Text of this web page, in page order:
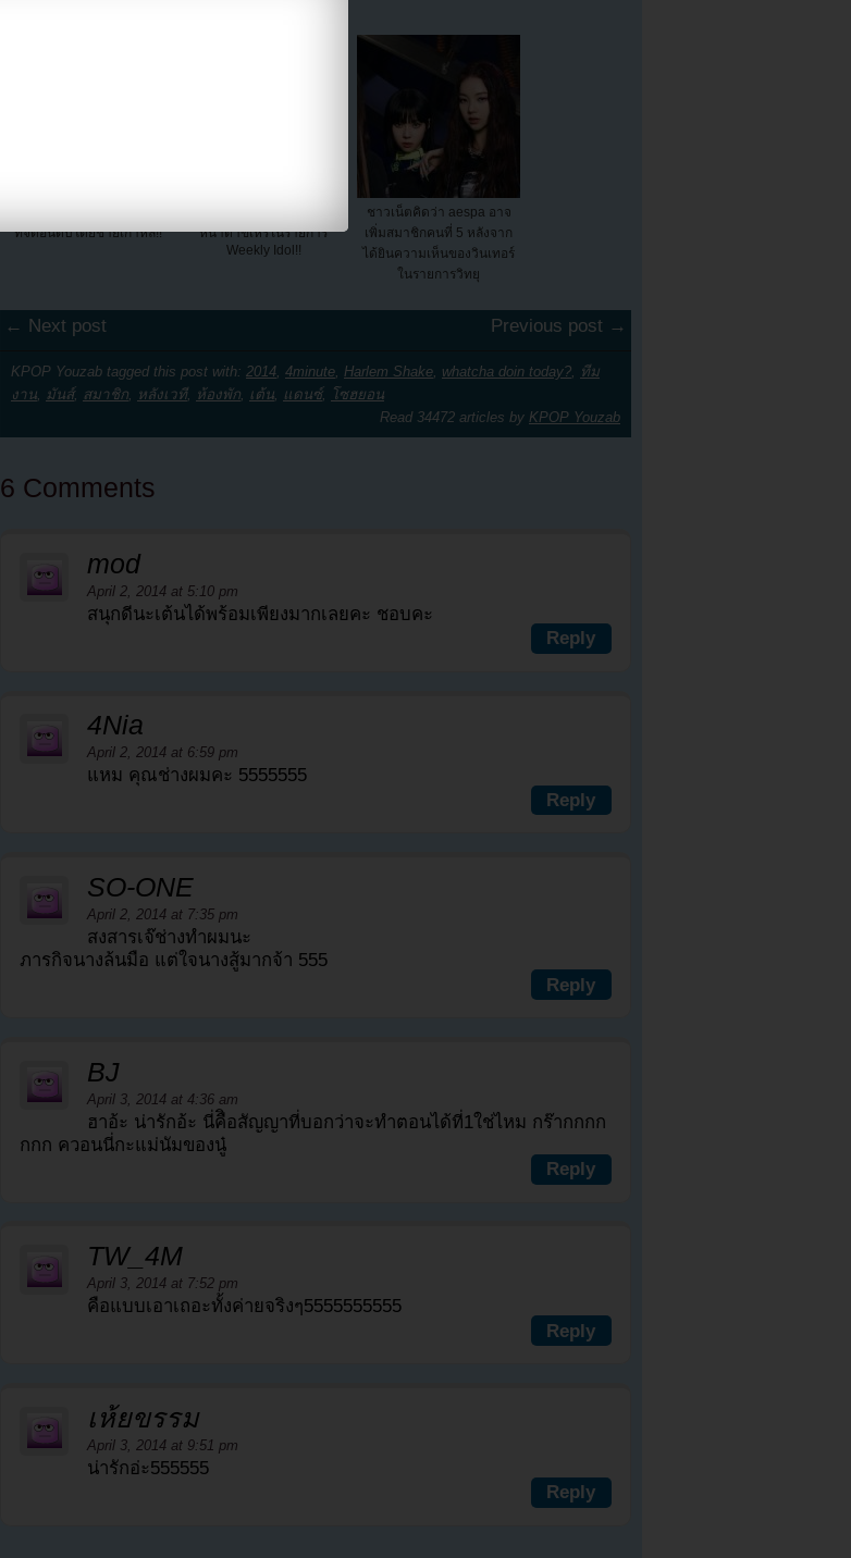
ที่จัดอันดับโดยชายเกาหลี!!
หน้าตาขี้เหร่ในรายการ
Weekly Idol!!
ชาวเน็ตคิดว่า aespa อาจ
เพิ่มสมาชิกคนที่ 5 หลังจาก
ได้ยินความเห็นของวินเทอร์
ในรายการวิทยุ
← Next post Previous post →
KPOP Youzab tagged this post with: 2014, 4minute, Harlem Shake, whatcha doin today?, ทีม
งาน, มันส์, สมาชิก, หลังเวที, ห้องพัก, เต้น, แดนซ์, โซฮยอน
Read 34472 articles by KPOP Youzab
6 Comments
mod
April 2, 2014 at 5:10 pm
สนุกดีนะเต้นได้พร้อมเพียงมากเลยคะ ชอบคะ
Reply
4Nia
April 2, 2014 at 6:59 pm
แหม คุณช่างผมคะ 5555555
Reply
SO-ONE
April 2, 2014 at 7:35 pm
สงสารเจ๊ช่างทำผมนะ
ภารกิจนางล้นมือ แต่ใจนางสู้มากจ้า 555
Reply
BJ
April 3, 2014 at 4:36 am
ฮาอ้ะ น่ารักอ้ะ นี่คืิอสัญญาที่บอกว่าจะทำตอนได้ที่1ใช่ไหม กร๊ากกกก
กกก ควอนนี่กะแม่นัมของนู๋
Reply
TW_4M
April 3, 2014 at 7:52 pm
คือแบบเอาเถอะทั้งค่ายจริงๆ5555555555
Reply
เห้ยขรรม
April 3, 2014 at 9:51 pm
น่ารักอ่ะ555555
Reply